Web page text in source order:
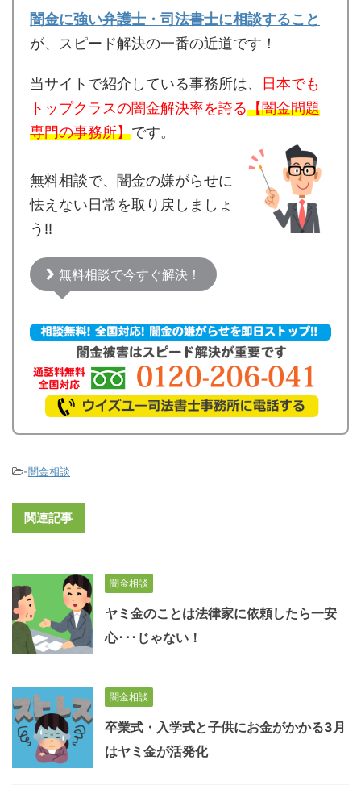
闇金に強い弁護士・司法書士に相談すること
が、スピード解決の一番の近道です！
当サイトで紹介している事務所は、
日本でも
トップクラスの闇金解決率を誇る【闇金問題
専門の事務所】です。
無料相談で、闇金の嫌がらせに
怯えない日常を取り戻しましょ
う!!
無料相談で今すぐ解決！
-闇金相談
関連記事
闇金相談
ヤミ金のことは法律家に依頼したら一安
心･･･じゃない！
闇金相談
卒業式・入学式と子供にお金がかかる3月
はヤミ金が活発化